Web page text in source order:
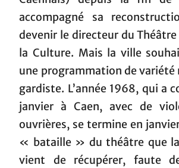
accompagné sa
devenir le directeur du
la Culture. Mais la ville
une programmation de
gardiste. L’année 1968, qui a
janvier à Caen, avec de
ouvrières, se termine en
« bataille » du théâtre que
vient de récupérer, faute